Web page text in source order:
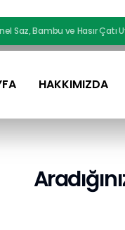
Saz, Bambu ve Hasır Çatı
HAKKIMIZDA